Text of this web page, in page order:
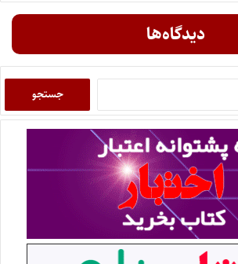
دیدگاه‌ها